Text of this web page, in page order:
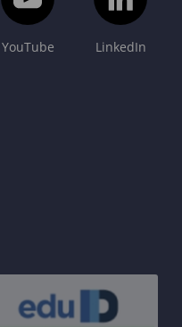
YouTube LinkedIn